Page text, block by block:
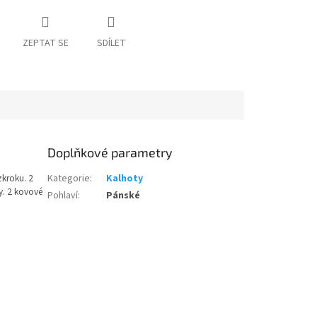
ZEPTAT SE SDÍLET
2
2 kovové
Doplňkové parametry
Kategorie:
Kalhoty
Pohlaví: Pánské